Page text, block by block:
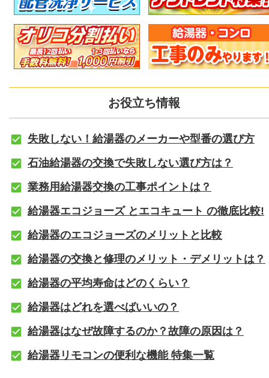
お役立ち情報
失敗しない！給湯器のメーカーや型番の選び方
石油給湯器の交換で失敗しない選び方は？
業務用給湯器交換の工事ポイントは？
給湯器エコジョーズ とエコキュート の徹底比較!
給湯器のエコジョーズのメリットと比較
給湯器の交換と修理のメリット・デメリットは？
給湯器の平均寿命はどのくらい？
給湯器はどれを選べばいいの？
給湯器はなぜ故障するのか？故障の原因は？
給湯器リモコンの便利な機能 特集一覧